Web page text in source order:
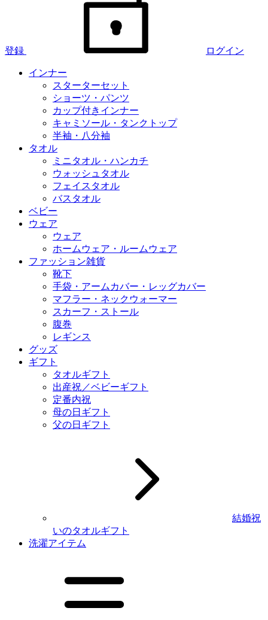
登録 ログイン
インナー
スターターセット
ショーツ・パンツ
カップ付きインナー
キャミソール・タンクトップ
半袖・八分袖
タオル
ミニタオル・ハンカチ
ウォッシュタオル
フェイスタオル
バスタオル
ベビー
ウェア
ウェア
ホームウェア・ルームウェア
ファッション雑貨
靴下
手袋・アームカバー・レッグカバー
マフラー・ネックウォーマー
スカーフ・ストール
腹巻
レギンス
グッズ
ギフト
タオルギフト
出産祝／ベビーギフト
定番内祝
母の日ギフト
父の日ギフト
結婚祝
いのタオルギフト
洗濯アイテム